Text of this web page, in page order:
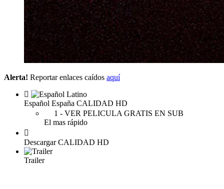
Alerta! Reportar enlaces caídos aquí
Español España CALIDAD HD
1 - VER PELICULA GRATIS EN SUB
El mas rápido
DescargarCALIDAD HD
Trailer